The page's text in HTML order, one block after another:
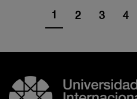
1 2 3 4